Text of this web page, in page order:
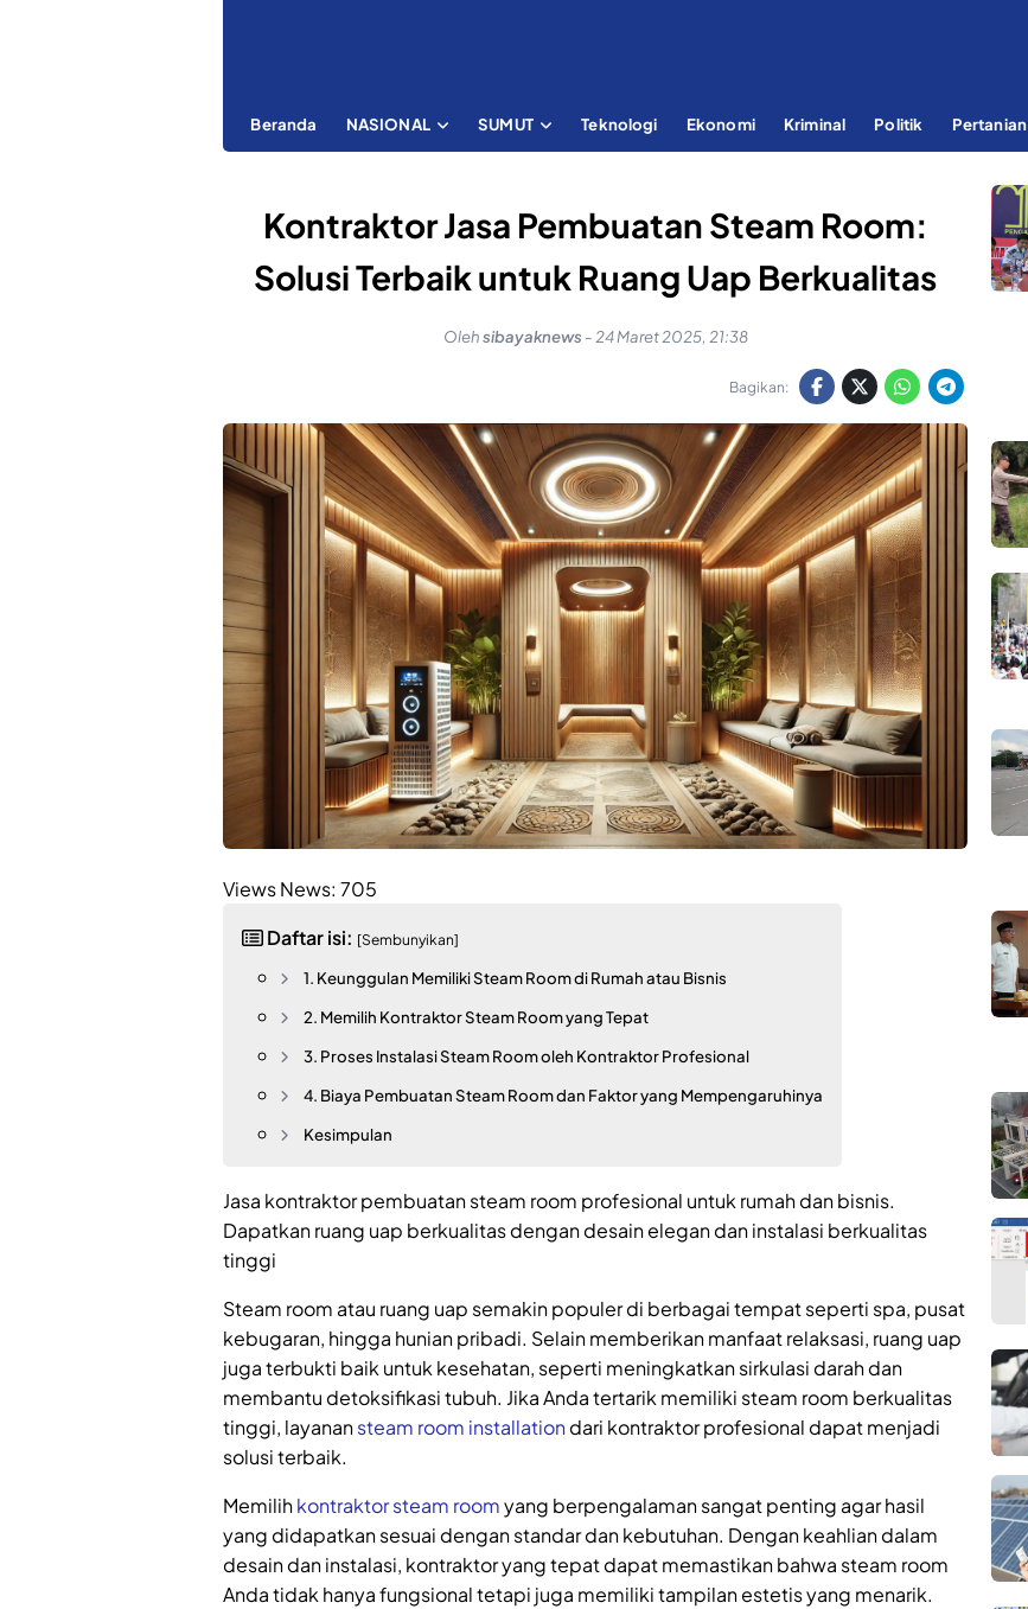
Beranda NASIONAL SUMUT Teknologi Ekonomi Kriminal Politik Pertanian
Kontraktor Jasa Pembuatan Steam Room:
Solusi Terbaik untuk Ruang Uap Berkualitas
Olehsibayaknews - 24 Maret 2025, 21:38
Bagikan:
Views News: 705
Daftar isi: [Sembunyikan]
1. Keunggulan Memiliki Steam Room di Rumah atau Bisnis
2. Memilih Kontraktor Steam Room yang Tepat
3. Proses Instalasi Steam Room oleh Kontraktor Profesional
4. Biaya Pembuatan Steam Room dan Faktor yang Mempengaruhinya
Kesimpulan
Jasa kontraktor pembuatan steam room profesional untuk rumah dan bisnis.
Dapatkan ruang uap berkualitas dengan desain elegan dan instalasi berkualitas
tinggi
Steam room atau ruang uap semakin populer di berbagai tempat seperti spa, pusat
kebugaran, hingga hunian pribadi. Selain memberikan manfaat relaksasi, ruang uap
juga terbukti baik untuk kesehatan, seperti meningkatkan sirkulasi darah dan
membantu detoksifikasi tubuh. Jika Anda tertarik memiliki steam room berkualitas
tinggi, layanansteam room installationdari kontraktor profesional dapat menjadi
solusi terbaik.
Memilihkontraktor steam roomyang berpengalaman sangat penting agar hasil
yang didapatkan sesuai dengan standar dan kebutuhan. Dengan keahlian dalam
desain dan instalasi, kontraktor yang tepat dapat memastikan bahwa steam room
Anda tidak hanya fungsional tetapi juga memiliki tampilan estetis yang menarik.